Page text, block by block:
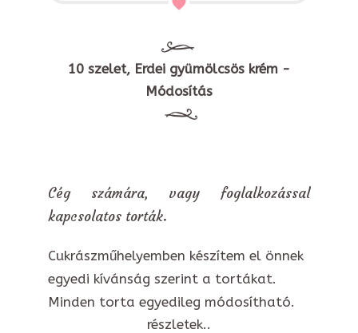
10 szelet, Erdei gyümölcsös krém -
Módosítás
Cég számára, vagy foglalkozással
kapcsolatos torták.
Cukrászműhelyemben készítem el önnek
egyedi kívánság szerint a tortákat.
Minden torta egyedileg módosítható.
részletek..